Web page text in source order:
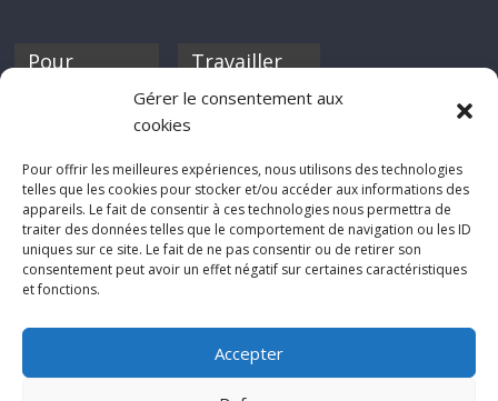
Gérer le consentement aux
cookies
Pour offrir les meilleures expériences, nous utilisons des technologies
telles que les cookies pour stocker et/ou accéder aux informations des
appareils. Le fait de consentir à ces technologies nous permettra de
traiter des données telles que le comportement de navigation ou les ID
uniques sur ce site. Le fait de ne pas consentir ou de retirer son
consentement peut avoir un effet négatif sur certaines caractéristiques
et fonctions.
Accepter
Pour
discothèque
Travailler
Si tu souhaites
Rocknfool, n'hésite
pas à nous envoyer
tes chroniques de
concerts, de films,
séries ou des billets
d'humeur :
net